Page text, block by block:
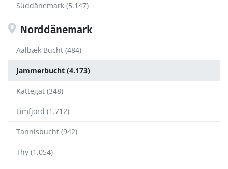
Süddänemark (5.147)
Norddänemark
Aalbæk Bucht (484)
Jammerbucht (4.173)
Kattegat (348)
Limfjord (1.712)
Tannisbucht (942)
Thy (1.054)